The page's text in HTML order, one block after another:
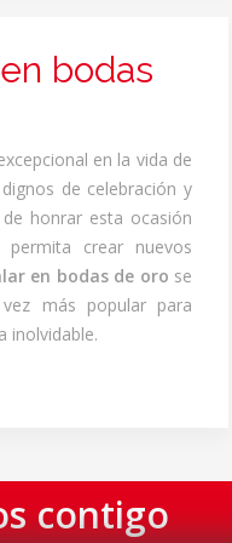
bodas
en la vida de
de celebración y
honrar esta ocasión
crear nuevos
en bodas de oro se
más popular para
inolvidable.
contigo